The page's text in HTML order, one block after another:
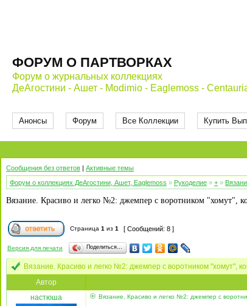
ФОРУМ О ПАРТВОРКАХ
Форум о журнальных коллекциях
ДеАгостини - Ашет - Modimio - Eaglemoss -
Анонсы Форум Все Коллекции Купить
Сообщения без ответов | Активные темы
Форум о коллекциях ДеАгостини, Ашет, Eaglemoss » Рукоделие » + »
Вязание. Красиво и легко №2: джемпер с воротником "хомут",
Страница 1 из 1 [ Сообщений: 8 ]
Версия для печати Поделиться…
Вязание. Красиво и легко №2: джемпер с воротником "хомут",
Автор
настюша
Вязание. Красиво и легко №2: джемпер с